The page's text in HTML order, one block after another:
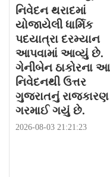
નિવેદન થરાદમાં
યોજાયેલી ધાર્મિક
પદયાત્રા દરમ્યાન
આપવામાં આવ્યું છે.
ગેનીબેન ઠાકોરના આ
નિવેદનથી ઉત્તર
ગુજરાતનું રાજકારણ
ગરમાઈ ગયું છે.
2026-08-03 21:21:23